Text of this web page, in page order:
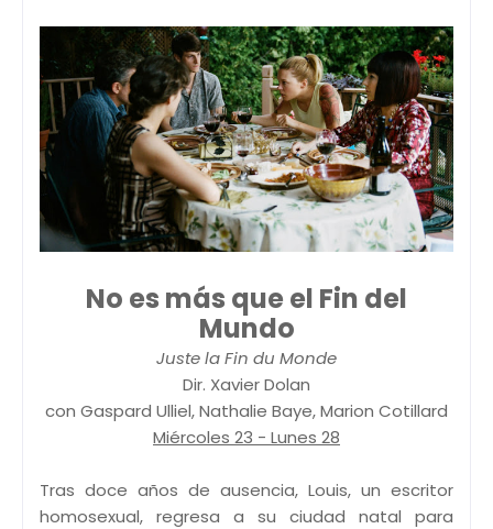
No es más que el Fin del
Mundo
Juste la Fin du Monde
Dir. Xavier Dolan
con Gaspard Ulliel, Nathalie Baye, Marion Cotillard
Miércoles 23 - Lunes 28
Tras doce años de ausencia, Louis, un escritor
homosexual, regresa a su ciudad natal para